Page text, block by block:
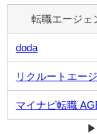
転職エージェ
doda
リクルートエー
マイナビ転職
▶︎